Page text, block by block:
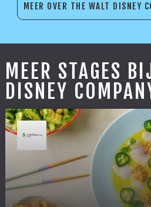
MEER OVER THE WALT DISNEY
MEER STAGES
DISNEY